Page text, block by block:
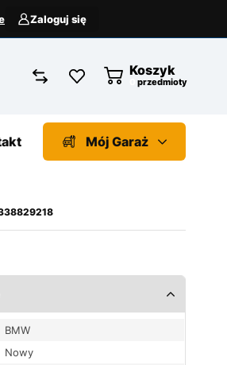
Zaloguj się
Koszyk
przedmioty
Mój Garaż
BMW
Nowy